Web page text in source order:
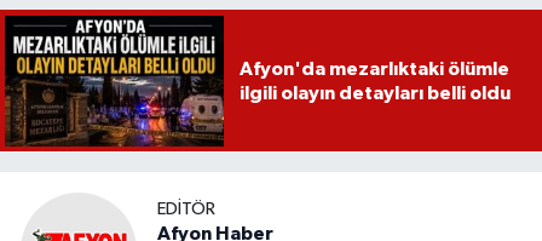
Afyon'da mezarlıktaki ölümle
ilgili olayın detayları belli oldu
EDITÖR
Afyon Haber